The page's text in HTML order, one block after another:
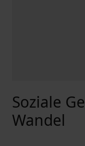
Soziale
Wandel